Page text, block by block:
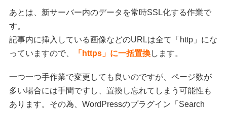
あとは、新サーバー内のデータを常時SSL化する作業で
す。
記事内に挿入している画像などのURLは全て「http」にな
っていますので、
「https」に一括置換します。
一つ一つ手作業で変更しても良いのですが、ページ数が
多い場合には手間ですし、置換し忘れてしまう可能性も
あります。その為、WordPressのプラグイン「Search